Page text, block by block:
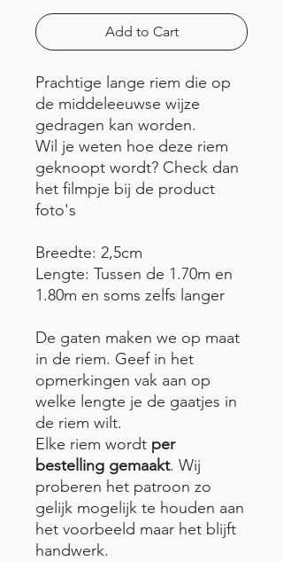
Add to Cart
Prachtige lange riem die op
de middeleeuwse wijze
gedragen kan worden.
Wil je weten hoe deze riem
geknoopt wordt? Check dan
het filmpje bij de product
foto's
Breedte: 2,5cm
Lengte: Tussen de 1.70m en
1.80m en soms zelfs langer
De gaten maken we op maat
in de riem. Geef in het
opmerkingen vak aan op
welke lengte je de gaatjes in
de riem wilt.
Elke riem wordt per
bestelling gemaakt. Wij
proberen het patroon zo
gelijk mogelijk te houden aan
het voorbeeld maar het blijft
handwerk.